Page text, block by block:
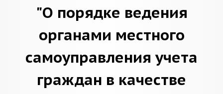
"О порядке ведения
органами местного
самоуправления учета
граждан в качестве